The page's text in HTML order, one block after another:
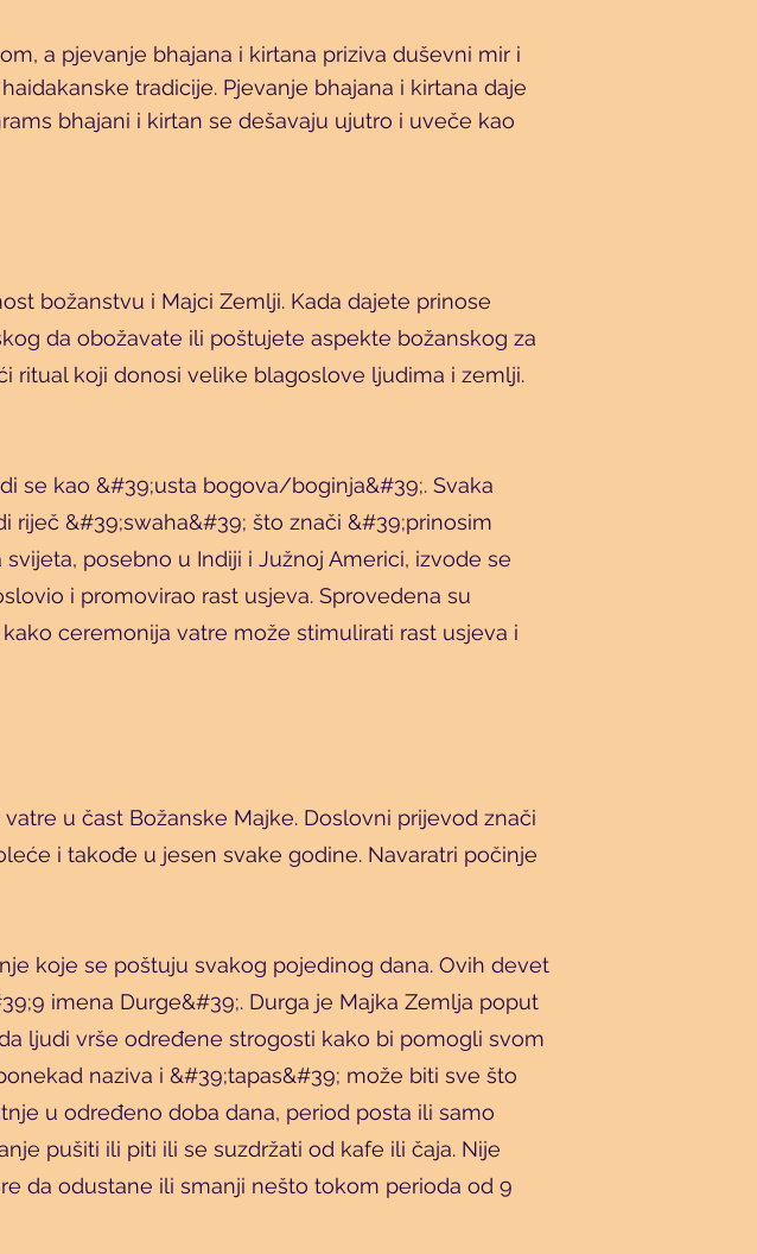
a pjevanje bhajana i kirtana priziva duševni mir i
tradicije. Pjevanje bhajana i kirtana daje
bhajani i kirtan se dešavaju ujutro i uveče kao
božanstvu i Majci Zemlji. Kada dajete prinose
da obožavate ili poštujete aspekte božanskog za
ritual koji donosi velike blagoslove ljudima i zemlji.
se kao &#39;usta bogova/boginja&#39;. Svaka
riječ &#39;swaha&#39; što znači &#39;prinosim
posebno u Indiji i Južnoj Americi, izvode se
i promovirao rast usjeva. Sprovedena su
ceremonija vatre može stimulirati rast usjeva i
u čast Božanske Majke. Doslovni prijevod znači
i takođe u jesen svake godine. Navaratri počinje
koje se poštuju svakog pojedinog dana. Ovih devet
imena Durge&#39;. Durga je Majka Zemlja poput
ljudi vrše određene strogosti kako bi pomogli svom
naziva i &#39;tapas&#39; može biti sve što
u određeno doba dana, period posta ili samo
pušiti ili piti ili se suzdržati od kafe ili čaja. Nije
da odustane ili smanji nešto tokom perioda od 9
Translate
USEnglish
FRFrench· Français